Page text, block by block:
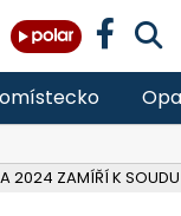
2024 ZAMÍŘÍ K SOUDU